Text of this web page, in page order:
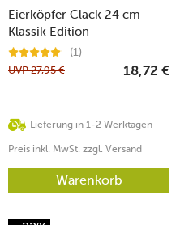
Eierköpfer Clack 24 cm
Klassik Edition
Birnenholzkugel
(1)
Lieferung in 1-2 Werktagen
UVP27,95 € 18,72 €
Preis inkl. MwSt. zzgl. Versand
Warenkorb